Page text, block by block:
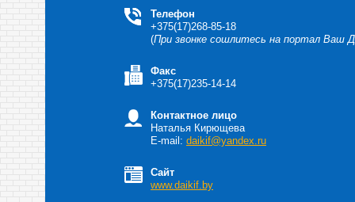
Телефон
+375(17)268-85-18
(При звонке сошлитесь на портал Ваш
Факс
+375(17)235-14-14
Контактное лицо
Наталья Кирющева
E-mail: daikif@yandex.ru
Сайт
www.daikif.by